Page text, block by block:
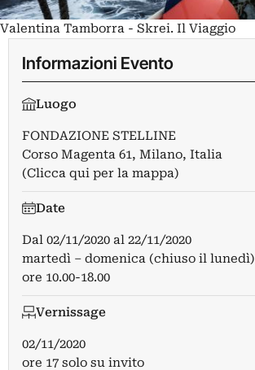
Valentina Tamborra - Skrei. Il Viaggio
Informazioni Evento
Luogo
FONDAZIONE STELLINE
Corso Magenta 61, Milano, Italia
(Clicca qui per la mappa)
Date
Dal 02/11/2020 al 22/11/2020
martedì – domenica (chiuso il lunedì)
ore 10.00-18.00
Vernissage
02/11/2020
ore 17 solo su invito